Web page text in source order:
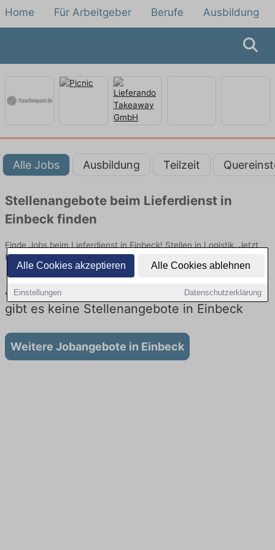
Alle Cookies akzeptieren Alle Cookies ablehnen
Einstellungen Datenschutzerklärung
Home Für Arbeitgeber Berufe Ausbildung
Alle Jobs Ausbildung Teilzeit
Stellenangebote beim Lieferdienst in
Einbeck finden
Finde Jobs beim Lieferdienst in Einbeck! Stellen in Logistik. Jetzt
bewerben!
Jobs beim Lieferdienst in Einbeck: Aktuell
gibt es keine Stellenangebote in Einbeck
Weitere Jobangebote in Einbeck